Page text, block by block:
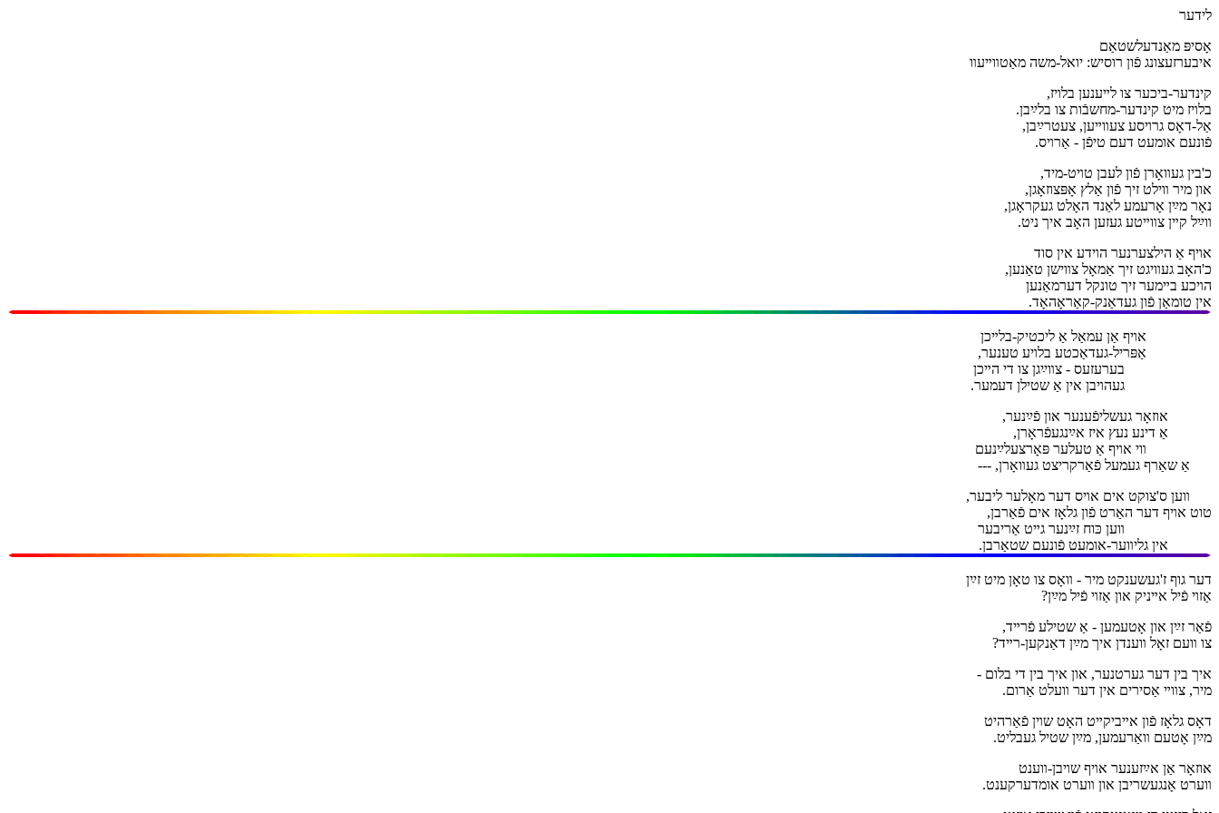
לידער
אָסיפּ מאַנדעלשטאַם
איבערזעצונג פֿון רוסיש: יואל-משה מאַטװײעװ
קינדער-ביכער צו לײענען בלױז,
בלױז מיט קינדער-מחשבֿות צו בלײַבן.
אַל-דאָס גרױסע צעװײען, צעטרײַבן,
פֿונעם אומעט דעם טיפֿן - אַרױס.
כ'בין געװאָרן פֿון לעבן טױט-מיד,
און מיר װילט זיך פֿון אַלץ אָפּצוזאָגן,
נאָר מײַן אָרעמע לאַנד האָלט געקראָגן,
װײַל קײן צװײטע געזען האָב איך ניט.
אױף אַ הילצערנער הױדע אין סוד
כ'האָב געװיגט זיך אַמאָל צװישן טאַנען,
הױכע בײמער זיך טונקל דערמאַנען
אין טומאַן פֿון געדאַנק-קאַראָהאָד.
אױף אַן עמאַל אַ ליכטיק-בלײכן
אַפּריל-געדאַכטע בלױע טענער,
בערעזעס - צװײַגן צו די הײכן
געהױבן אין אַ שטילן דעמער.
אוזאָר געשליפֿענער און פֿײַנער,
אַ דינע נעץ איז אײַנגעפֿראָרן,
װי אױף אַ טעלער פּאָרצעלײַנעם
אַ שאַרף געמעל פֿאַרקריצט געװאָרן, ---
װען ס'צוקט אים אױס דער מאָלער ליבער,
טוט אױף דער האַרט פֿון גלאָז אים פֿאַרבן,
װען כּוח זײַנער גײט אַריבער
אין גליװער-אומעט פֿונעם שטאַרבן.
דער גוף ז'געשענקט מיר - װאָס צו טאָן מיט זײַן
אַזױ פֿיל אײניק און אַזױ פֿיל מײַן?
פֿאַר זײַן און אָטעמען - אַ שטילע פֿרײד,
צו װעם זאָל װענדן איך מײַן דאַנקען-רײד?
איך בין דער גערטנער, און איך בין די בלום -
מיר, צװײ אַסירים אין דער װעלט אַרום.
דאָס גלאָז פֿון אײביקײט האָט שױן פֿאַרהיט
מײַן אָטעם װאַרעמען, מײַן שטיל געבליט.
אוזאָר אַן אײַזענער אױף שױבן-װענט
װערט אָנגעשריבן און װערט אומדערקענט.